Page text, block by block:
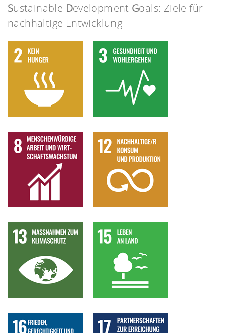
Sustainable Development Goals: Ziele für
nachhaltige Entwicklung